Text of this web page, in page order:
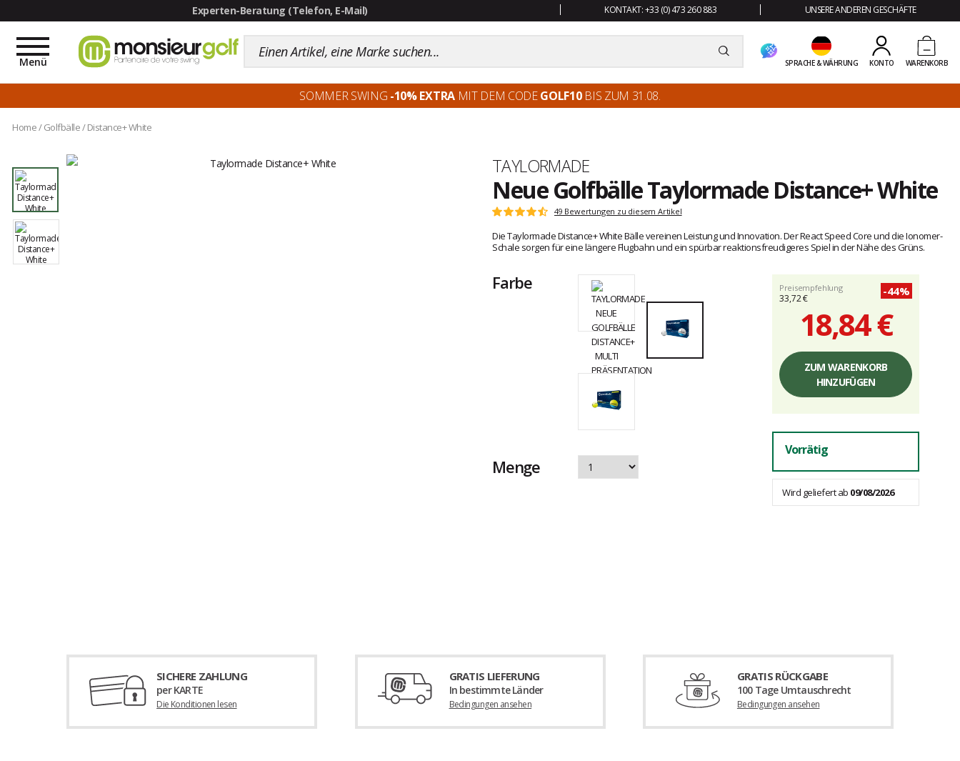
KONTAKT: +33 (0) 473 260 883 UNSERE ANDEREN GESCHÄFTE
SPRACHE & WÄHRUNG KONTO WARENKORB
Toggle
navigation
Menü
SOMMER SWING -10% EXTRAMIT DEM CODEGOLF10BIS ZUM 31.08.
Home/ Golfbälle/Distance+ White
Marke
TAYLORMADE
Neue Golfbälle Taylormade Distance+ White
Kundenbewertungen
Note:
von
5
49 Bewertungen zu diesem Artikel
Die Taylormade Distance+ White Bälle vereinen Leistung und Innovation. Der React Speed Core und die Ionomer-
Schale sorgen für eine längere Flugbahn und ein spürbar reaktionsfreudigeres Spiel in der Nähe des Grüns.
Farbe
Menge
Preisempfehlung
33,72 €
-44%
18,84 €
Einzelpreis,
ohne
Gebühren
ZUM WARENKORB
HINZUFÜGEN
Vorrätig
Wird geliefert ab 09/08/2026
SICHERE ZAHLUNG
per KARTE
Die Konditionen lesen
GRATIS LIEFERUNG
In bestimmte Länder
Bedingungen ansehen
GRATIS RÜCKGABE
100 Tage Umtauschrecht
Bedingungen ansehen